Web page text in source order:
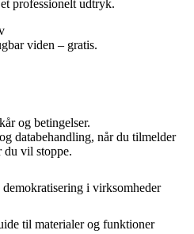
professionelt udtryk.
viden – gratis.
og betingelser.
databehandling, når du tilmelder
du vil stoppe.
i virksomheder
til materialer og funktioner